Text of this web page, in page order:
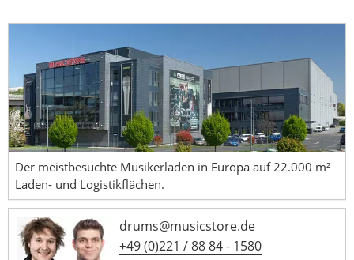
Der meistbesuchte Musikerladen in Europa auf 22.000 m²
Laden- und Logistikflächen.
drums@musicstore.de
+49 (0)221 / 88 84 - 1580